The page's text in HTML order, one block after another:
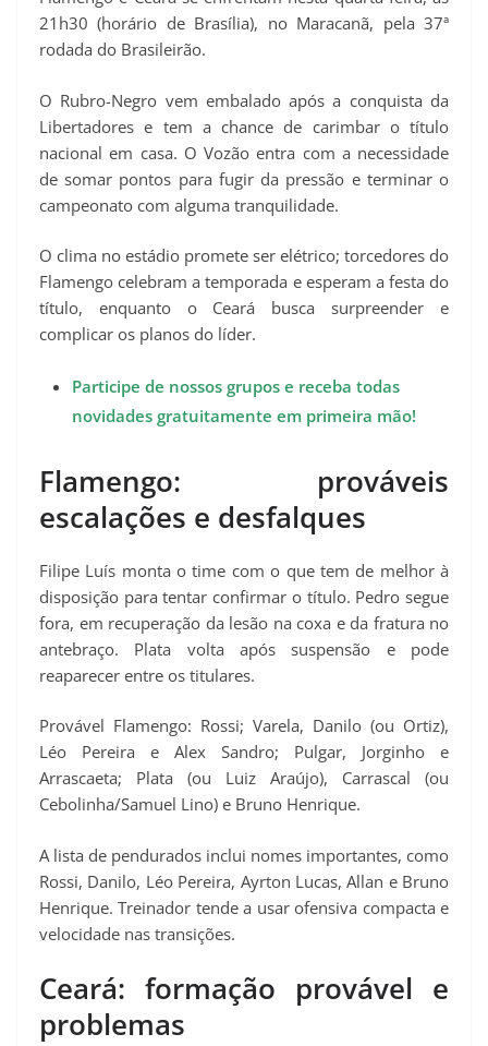
21h30 (horário de Brasília), no Maracanã, pela 37ª
rodada do Brasileirão.
O Rubro-Negro vem embalado após a conquista da
Libertadores e tem a chance de carimbar o título
nacional em casa. O Vozão entra com a necessidade
de somar pontos para fugir da pressão e terminar o
campeonato com alguma tranquilidade.
O clima no estádio promete ser elétrico; torcedores do
Flamengo celebram a temporada e esperam a festa do
título, enquanto o Ceará busca surpreender e
complicar os planos do líder.
Participe de nossos grupos e receba todas
novidades gratuitamente em primeira mão!
Flamengo: prováveis
escalações e desfalques
Filipe Luís monta o time com o que tem de melhor à
disposição para tentar confirmar o título. Pedro segue
fora, em recuperação da lesão na coxa e da fratura no
antebraço. Plata volta após suspensão e pode
reaparecer entre os titulares.
Provável Flamengo: Rossi; Varela, Danilo (ou Ortiz),
Léo Pereira e Alex Sandro; Pulgar, Jorginho e
Arrascaeta; Plata (ou Luiz Araújo), Carrascal (ou
Cebolinha/Samuel Lino) e Bruno Henrique.
A lista de pendurados inclui nomes importantes, como
Rossi, Danilo, Léo Pereira, Ayrton Lucas, Allan e Bruno
Henrique. Treinador tende a usar ofensiva compacta e
velocidade nas transições.
Ceará: formação provável e
problemas